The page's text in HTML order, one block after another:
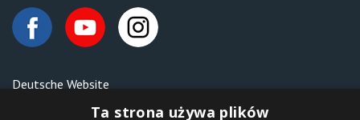
Deutsche Website
Malen nach Zahlen Ipicasso.de
Ta strona używa plików